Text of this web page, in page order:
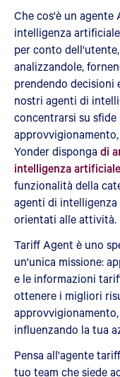
Che cos'è un
intelligenza
per conto
analizzandole,
prendendo decisioni
nostri agenti di
concentrarsi su
Yonder disponga di
intelligenza artificiale
funzionalità della
agenti di
orientati alle attività.
Tariff Agent è uno
un'unica missione:
e le informazioni
ottenere i migliori
influenzando la tua
Pensa all'agente
tuo team che siede